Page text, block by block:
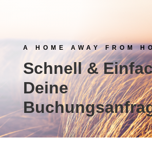
A HOME AWAY FROM
Schnell &
Deine